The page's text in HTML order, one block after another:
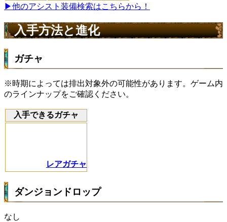
▶他のアシスト装備検索はこちらから！
入手方法と進化
ガチャ
※時期によっては排出対象外の可能性があります。ゲーム内
のラインナップをご確認ください。
入手できるガチャ
レアガチャ
ダンジョンドロップ
なし